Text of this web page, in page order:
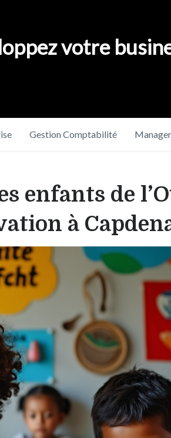
votre
Gestion Comptabilité
enfants de
à